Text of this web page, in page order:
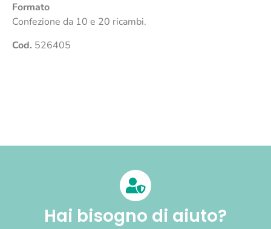
Formato
Confezione da 10 e 20 ricambi.
Cod. 526405
Hai bisogno di aiuto?